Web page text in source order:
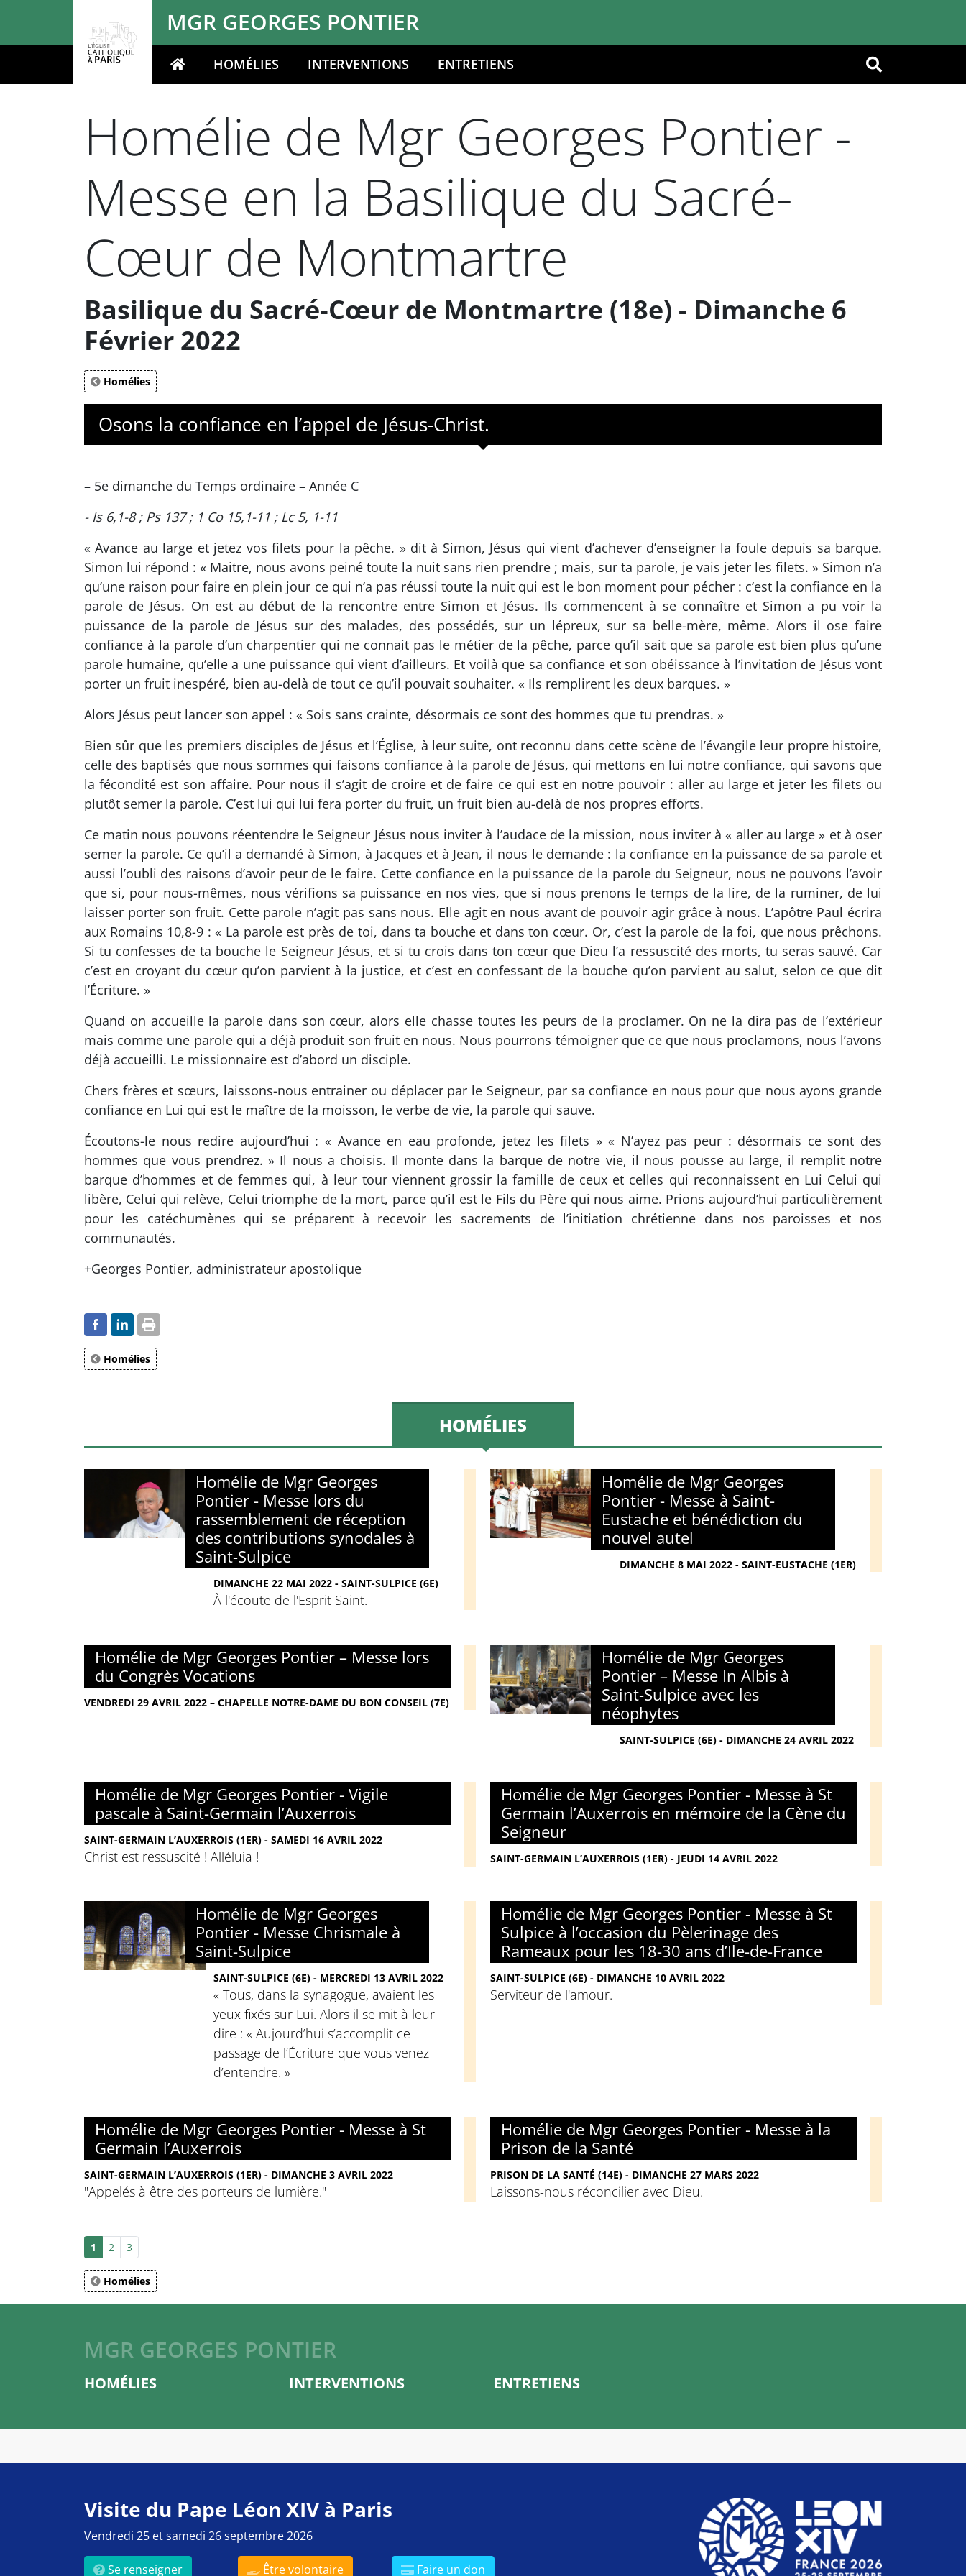
MGR GEORGES PONTIER
Votre recherche OK
HOMÉLIES INTERVENTIONS ENTRETIENS
Homélie de Mgr Georges Pontier -
Messe en la Basilique du Sacré-
Cœur de Montmartre
Basilique du Sacré-Cœur de Montmartre (18e) - Dimanche 6
Février 2022
Homélies
Osons la confiance en l’appel de Jésus-Christ.
– 5e dimanche du Temps ordinaire – Année C
- Is 6,1-8 ; Ps 137 ; 1 Co 15,1-11 ; Lc 5, 1-11
« Avance au large et jetez vos filets pour la pêche. » dit à Simon, Jésus qui vient d’achever d’enseigner la foule depuis sa barque.
Simon lui répond : « Maitre, nous avons peiné toute la nuit sans rien prendre ; mais, sur ta parole, je vais jeter les filets. » Simon n’a
qu’une raison pour faire en plein jour ce qui n’a pas réussi toute la nuit qui est le bon moment pour pécher : c’est la confiance en la
parole de Jésus. On est au début de la rencontre entre Simon et Jésus. Ils commencent à se connaître et Simon a pu voir la
puissance de la parole de Jésus sur des malades, des possédés, sur un lépreux, sur sa belle-mère, même. Alors il ose faire
confiance à la parole d’un charpentier qui ne connait pas le métier de la pêche, parce qu’il sait que sa parole est bien plus qu’une
parole humaine, qu’elle a une puissance qui vient d’ailleurs. Et voilà que sa confiance et son obéissance à l’invitation de Jésus vont
porter un fruit inespéré, bien au-delà de tout ce qu’il pouvait souhaiter. « Ils remplirent les deux barques. »
Alors Jésus peut lancer son appel : « Sois sans crainte, désormais ce sont des hommes que tu prendras. »
Bien sûr que les premiers disciples de Jésus et l’Église, à leur suite, ont reconnu dans cette scène de l’évangile leur propre histoire,
celle des baptisés que nous sommes qui faisons confiance à la parole de Jésus, qui mettons en lui notre confiance, qui savons que
la fécondité est son affaire. Pour nous il s’agit de croire et de faire ce qui est en notre pouvoir : aller au large et jeter les filets ou
plutôt semer la parole. C’est lui qui lui fera porter du fruit, un fruit bien au-delà de nos propres efforts.
Ce matin nous pouvons réentendre le Seigneur Jésus nous inviter à l’audace de la mission, nous inviter à « aller au large » et à oser
semer la parole. Ce qu’il a demandé à Simon, à Jacques et à Jean, il nous le demande : la confiance en la puissance de sa parole et
aussi l’oubli des raisons d’avoir peur de le faire. Cette confiance en la puissance de la parole du Seigneur, nous ne pouvons l’avoir
que si, pour nous-mêmes, nous vérifions sa puissance en nos vies, que si nous prenons le temps de la lire, de la ruminer, de lui
laisser porter son fruit. Cette parole n’agit pas sans nous. Elle agit en nous avant de pouvoir agir grâce à nous. L’apôtre Paul écrira
aux Romains 10,8-9 : « La parole est près de toi, dans ta bouche et dans ton cœur. Or, c’est la parole de la foi, que nous prêchons.
Si tu confesses de ta bouche le Seigneur Jésus, et si tu crois dans ton cœur que Dieu l’a ressuscité des morts, tu seras sauvé. Car
c’est en croyant du cœur qu’on parvient à la justice, et c’est en confessant de la bouche qu’on parvient au salut, selon ce que dit
l’Écriture. »
Quand on accueille la parole dans son cœur, alors elle chasse toutes les peurs de la proclamer. On ne la dira pas de l’extérieur
mais comme une parole qui a déjà produit son fruit en nous. Nous pourrons témoigner que ce que nous proclamons, nous l’avons
déjà accueilli. Le missionnaire est d’abord un disciple.
Chers frères et sœurs, laissons-nous entrainer ou déplacer par le Seigneur, par sa confiance en nous pour que nous ayons grande
confiance en Lui qui est le maître de la moisson, le verbe de vie, la parole qui sauve.
Écoutons-le nous redire aujourd’hui : « Avance en eau profonde, jetez les filets » « N’ayez pas peur : désormais ce sont des
hommes que vous prendrez. » Il nous a choisis. Il monte dans la barque de notre vie, il nous pousse au large, il remplit notre
barque d’hommes et de femmes qui, à leur tour viennent grossir la famille de ceux et celles qui reconnaissent en Lui Celui qui
libère, Celui qui relève, Celui triomphe de la mort, parce qu’il est le Fils du Père qui nous aime. Prions aujourd’hui particulièrement
pour les catéchumènes qui se préparent à recevoir les sacrements de l’initiation chrétienne dans nos paroisses et nos
communautés.
+Georges Pontier, administrateur apostolique
Homélies
HOMÉLIES
Homélie de Mgr Georges
Pontier - Messe lors du
rassemblement de réception
des contributions synodales à
Saint-Sulpice
DIMANCHE 22 MAI 2022 - SAINT-SULPICE (6E)
À l'écoute de l'Esprit Saint.
Homélie de Mgr Georges
Pontier - Messe à Saint-
Eustache et bénédiction du
nouvel autel
DIMANCHE 8 MAI 2022 - SAINT-EUSTACHE (1ER)
Homélie de Mgr Georges Pontier – Messe lors
du Congrès Vocations
VENDREDI 29 AVRIL 2022 – CHAPELLE NOTRE-DAME DU BON CONSEIL (7E)
Homélie de Mgr Georges
Pontier – Messe In Albis à
Saint-Sulpice avec les
néophytes
SAINT-SULPICE (6E) - DIMANCHE 24 AVRIL 2022
Homélie de Mgr Georges Pontier - Vigile
pascale à Saint-Germain l’Auxerrois
SAINT-GERMAIN L’AUXERROIS (1ER) - SAMEDI 16 AVRIL 2022
Christ est ressuscité ! Alléluia !
Homélie de Mgr Georges Pontier - Messe à St
Germain l’Auxerrois en mémoire de la Cène du
Seigneur
SAINT-GERMAIN L’AUXERROIS (1ER) - JEUDI 14 AVRIL 2022
Homélie de Mgr Georges
Pontier - Messe Chrismale à
Saint-Sulpice
SAINT-SULPICE (6E) - MERCREDI 13 AVRIL 2022
« Tous, dans la synagogue, avaient les
yeux fixés sur Lui. Alors il se mit à leur
dire : « Aujourd’hui s’accomplit ce
passage de l’Écriture que vous venez
d’entendre. »
Homélie de Mgr Georges Pontier - Messe à St
Sulpice à l’occasion du Pèlerinage des
Rameaux pour les 18-30 ans d’Ile-de-France
SAINT-SULPICE (6E) - DIMANCHE 10 AVRIL 2022
Serviteur de l'amour.
Homélie de Mgr Georges Pontier - Messe à St
Germain l’Auxerrois
SAINT-GERMAIN L’AUXERROIS (1ER) - DIMANCHE 3 AVRIL 2022
"Appelés à être des porteurs de lumière."
Homélie de Mgr Georges Pontier - Messe à la
Prison de la Santé
PRISON DE LA SANTÉ (14E) - DIMANCHE 27 MARS 2022
Laissons-nous réconcilier avec Dieu.
1 2 3
Homélies
MGR GEORGES PONTIER
HOMÉLIES INTERVENTIONS ENTRETIENS
Visite du Pape Léon XIV à Paris
Vendredi 25 et samedi 26 septembre 2026
Se renseigner Être volontaire Faire un don